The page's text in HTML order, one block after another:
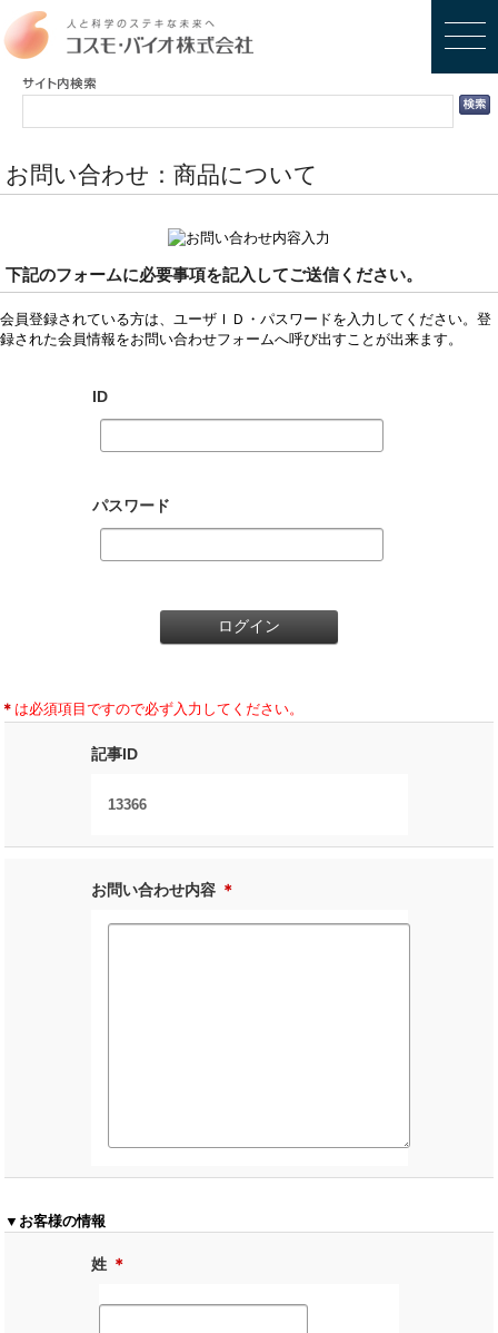
お問い合わせ：商品について
下記のフォームに必要事項を記入してご送信ください。
会員登録されている方は、ユーザＩＤ・パスワードを入力してください。登
録された会員情報をお問い合わせフォームへ呼び出すことが出来ます。
ID
パスワード
＊ は必須項目ですので必ず入力してください。
記事ID
13366
お問い合わせ内容 ＊
▼お客様の情報
姓 ＊